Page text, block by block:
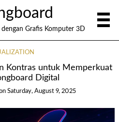
Grafis Komputer 3D
Kontras untuk Memperkuat
Digital
Saturday, August 9, 2025